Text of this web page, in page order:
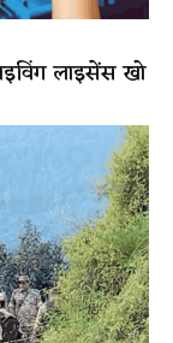
लाइसेंस खो